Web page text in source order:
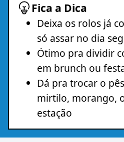
Fica a Dica
Deixa os rolos já
só assar no dia
Ótimo pra dividir
em brunch ou
Dá pra trocar o
mirtilo, morango,
estação